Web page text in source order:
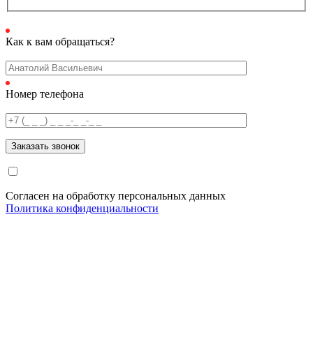
Как к вам обращаться?
Номер телефона
Согласен на обработку персональных данных
Политика конфиденциальности